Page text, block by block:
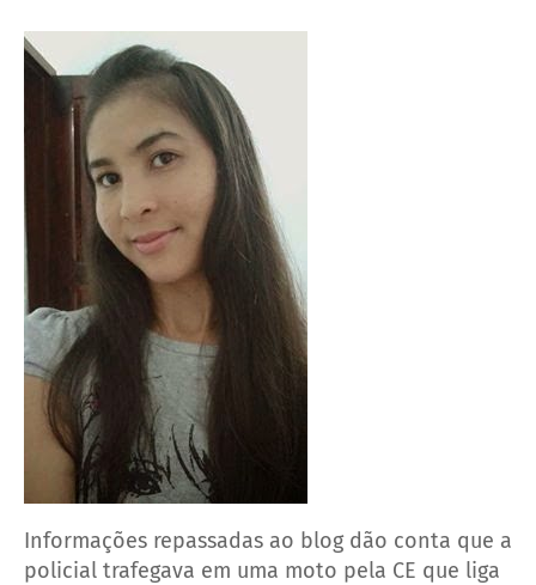
Informações repassadas ao blog dão conta que a
policial trafegava em uma moto pela CE que liga